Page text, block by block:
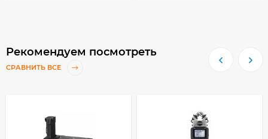
Рекомендуем посмотреть
СРАВНИТЬ ВСЕ